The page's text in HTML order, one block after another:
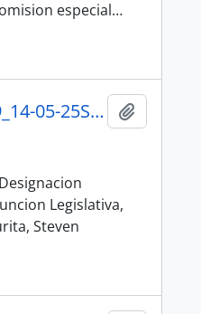
especial…
002_RESUMEN EJECUTIVO_SESION INAUGURAL 2025-2029_14-05-25SESION DEL PLENO S/N INSTALACION ASAMBLEA NACIONAL 2025-2027
Legislativa,
Steven